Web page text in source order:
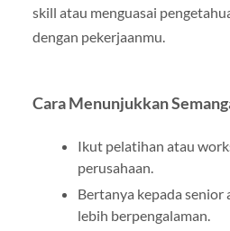
skill atau menguasai
dengan pekerjaanmu.
Cara Menunjukkan
Ikut pelatihan atau
perusahaan.
Bertanya kepada senior
lebih berpengalaman.